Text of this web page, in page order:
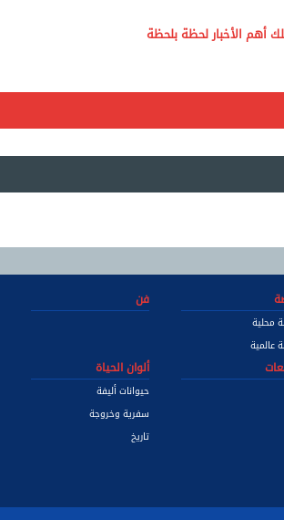
محلية
عالمية
فن
ألوان الحياة
حيوانات أليفة
سفرية وخروجة
تاريخ